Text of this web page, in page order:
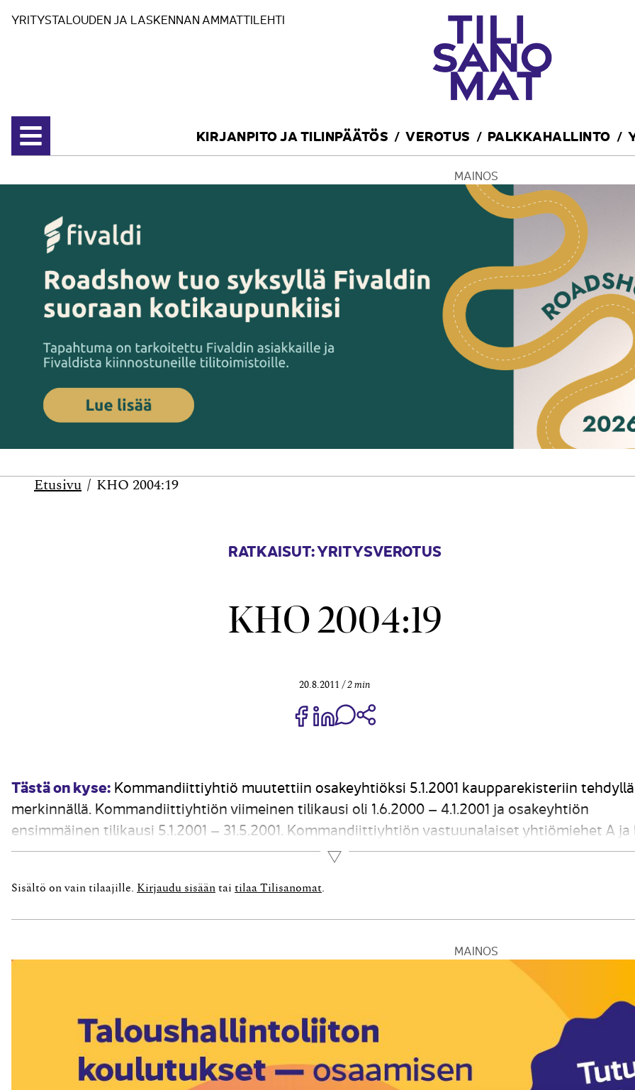
YRITYSTALOUDEN JA LASKENNAN AMMATTILEHTI
Avaa valikko
KIRJANPITO JA TILINPÄÄTÖS VEROTUS PALKKAHALLINTO
MAINOS
Etusivu KHO 2004:19
RATKAISUT: YRITYSVEROTUS
KHO 2004:19
20.8.2011 2 min
Jaa Share on Facebook
Jaa Share on LinkedIn
Jaa WhatsApp-viestinä
Tästä on kyse: Kommandiittiyhtiö muutettiin osakeyhtiöksi 5.1.2001 kaupparekisteriin tehdyllä
merkinnällä. Kommandiittiyhtiön viimeinen tilikausi oli 1.6.2000 – 4.1.2001 ja osakeyhtiön
ensimmäinen tilikausi 5.1.2001 – 31.5.2001. Kommandiittiyhtiön vastuunalaiset yhtiömiehet A ja
tulivat osakeyhtiön osakkaiksi kumpikin 50 prosentin omistusosuudella. Kommandiittiyhtiön
Lue lisää
Sisältö on vain tilaajille. Kirjaudu sisään tai tilaa Tilisanomat
MAINOS